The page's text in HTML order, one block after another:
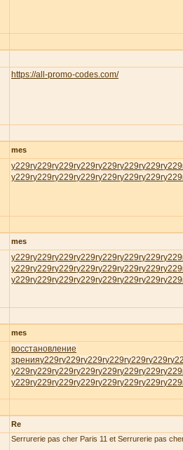
https://all-promo-codes.com/
mes
у229rу229rу229rу229rу229rу229rу229r
у229rу229rу229rу229rу229rу229rу229r
mes
у229rу229rу229rу229rу229rу229rу229r
у229rу229rу229rу229rу229rу229rу229r
у229rу229rу229rу229rу229rу229rу229r
mes
восстановление
зренияу229rу229rу229rу229rу229rу229r
у229rу229rу229rу229rу229rу229rу229r
у229rу229rу229rу229rу229rу229rу229r
Re
Serrurerie pas cher Paris 11 et Serrurerie pas